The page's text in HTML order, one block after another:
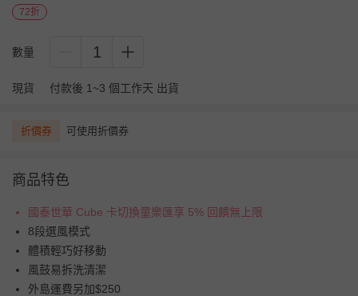
72折
數量 1
現貨 付款後 1~3 個工作天 出貨
折價券 可使用折價券
商品特色
國泰世華 Cube 卡切換童樂匯享 5% 回饋無上限
8段選風模式
體積輕巧好移動
風鼓易拆洗清潔
外島運費另加$250